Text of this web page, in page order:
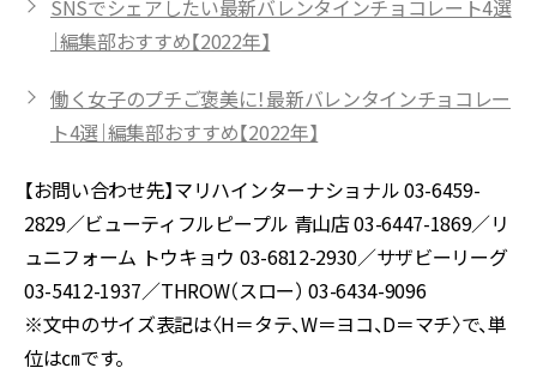
SNSでシェアしたい最新バレンタインチョコレート4選
｜編集部おすすめ【2022年】
働く女子のプチご褒美に！最新バレンタインチョコレー
ト4選｜編集部おすすめ【2022年】
【お問い合わせ先】マリハインターナショナル 03-6459-
2829／ビューティフルピープル 青山店 03-6447-1869／リ
ュニフォーム トウキョウ 03-6812-2930／サザビーリーグ
03-5412-1937／THROW（スロー） 03-6434-9096
※文中のサイズ表記は〈H＝タテ、W＝ヨコ、D＝マチ〉で、単
位は㎝です。